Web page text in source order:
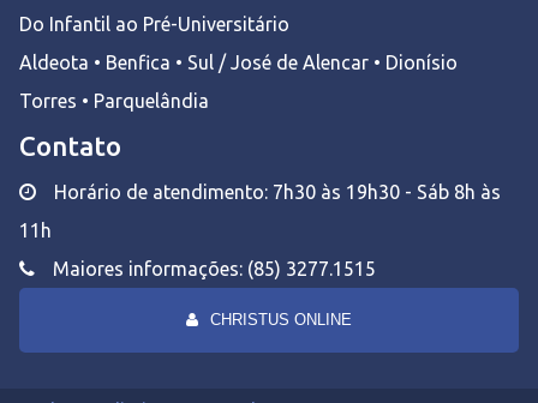
Do Infantil ao Pré-Universitário
Aldeota • Benfica • Sul / José de Alencar • Dionísio
Torres • Parquelândia
Contato
Horário de atendimento: 7h30 às 19h30 - Sáb 8h às
11h
Maiores informações: (85) 3277.1515
CHRISTUS ONLINE